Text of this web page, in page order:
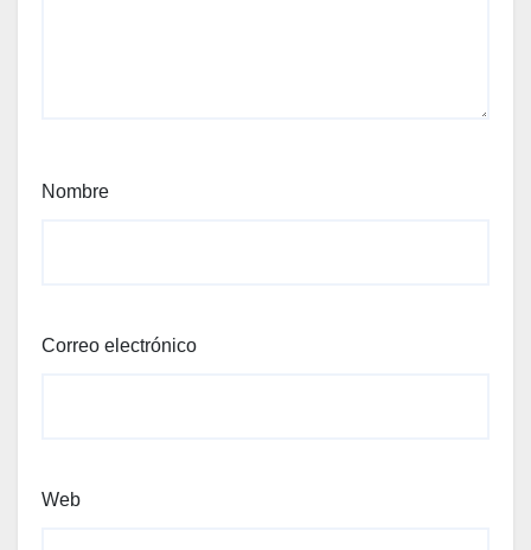
Nombre
Correo electrónico
Web